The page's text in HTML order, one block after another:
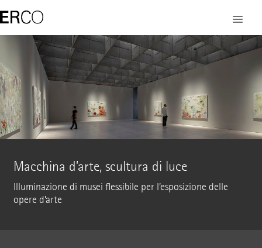
Macchina d’arte, scultura di luce
Illuminazione di musei flessibile per l’esposizione delle
opere d’arte